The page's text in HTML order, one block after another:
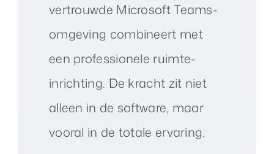
vertrouwde Microsoft Teams-
omgeving combineert met
een professionele ruimte-
inrichting. De kracht zit niet
alleen in de software, maar
vooral in de totale ervaring.